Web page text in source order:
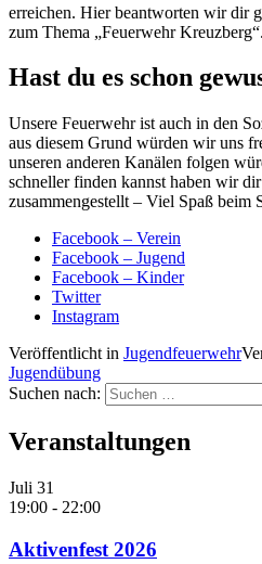
erreichen. Hier beantworten wir dir
zum Thema „Feuerwehr Kreuzberg“.
Hast du es schon
Unsere Feuerwehr ist auch in den
aus diesem Grund würden wir uns
unseren anderen Kanälen folgen
schneller finden kannst haben wir
zusammengestellt – Viel Spaß beim
Facebook – Verein
Facebook – Jugend
Facebook – Kinder
Twitter
Instagram
Veröffentlicht in Jugendfeuerwehr
Jugendübung
Suchen nach:
Veranstaltungen
Juli 31
19:00 - 22:00
Aktivenfest 2026